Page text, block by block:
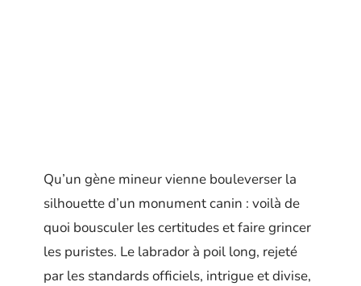
Qu’un gène mineur vienne bouleverser la
silhouette d’un monument canin : voilà de
quoi bousculer les certitudes et faire grincer
les puristes. Le labrador à poil long, rejeté
par les standards officiels, intrigue et divise,